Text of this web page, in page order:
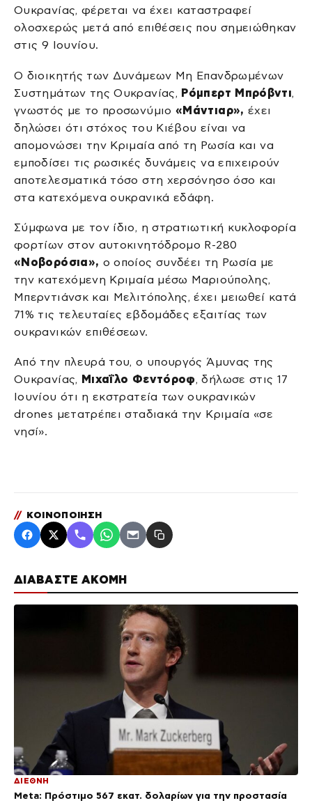
ΔΙΑΒΑΣΤΕ ΑΚΟΜΗ
ΔΙΕΘΝΗ
Meta: Πρόστιμο 567 εκατ. δολαρίων για την προστασία
Ουκρανίας, φέρεται να έχει καταστραφεί
ολοσχερώς μετά από επιθέσεις που σημειώθηκαν
στις 9 Ιουνίου.
Ο διοικητής των Δυνάμεων Μη Επανδρωμένων
Συστημάτων της Ουκρανίας, Ρόμπερτ Μπρόβντι,
γνωστός με το προσωνύμιο «Μάντιαρ», έχει
δηλώσει ότι στόχος του Κιέβου είναι να
απομονώσει την Κριμαία από τη Ρωσία και να
εμποδίσει τις ρωσικές δυνάμεις να επιχειρούν
αποτελεσματικά τόσο στη χερσόνησο όσο και
στα κατεχόμενα ουκρανικά εδάφη.
Σύμφωνα με τον ίδιο, η στρατιωτική κυκλοφορία
φορτίων στον αυτοκινητόδρομο R-280
«Νοβορόσια», ο οποίος συνδέει τη Ρωσία με
την κατεχόμενη Κριμαία μέσω Μαριούπολης,
Μπερντιάνσκ και Μελιτόπολης, έχει μειωθεί κατά
71% τις τελευταίες εβδομάδες εξαιτίας των
ουκρανικών επιθέσεων.
Από την πλευρά του, ο υπουργός Άμυνας της
Ουκρανίας, Μιχαΐλο Φεντόροφ, δήλωσε στις 17
Ιουνίου ότι η εκστρατεία των ουκρανικών
drones μετατρέπει σταδιακά την Κριμαία «σε
νησί».
// ΚΟΙΝΟΠΟΙΗΣΗ